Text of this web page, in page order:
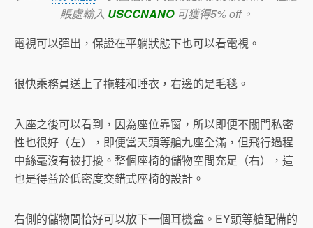
賬處輸入 USCCNANO可獲得5% off。
電視可以彈出，保證在平躺狀態下也可以看電視。
很快乘務員送上了拖鞋和睡衣，右邊的是毛毯。
入座之後可以看到，因為座位靠窗，所以即便不關門私密
性也很好（左），即便當天頭等艙九座全滿，但飛行過程
中絲毫沒有被打擾。整個座椅的儲物空間充足（右），這
也是得益於低密度交錯式座椅的設計。
右側的儲物間恰好可以放下一個耳機盒。EY頭等艙配備的